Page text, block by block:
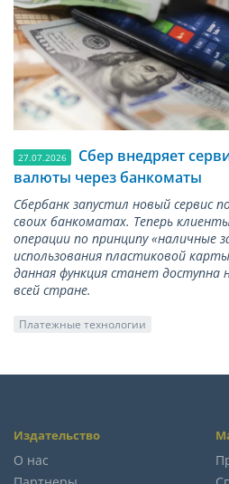
27.07.2026
Сбер внедряет
валюты через банкоматы
Сбербанк запустил новый сервис
своих банкоматах. Теперь
операции по принципу «наличные
использования пластиковой
данная функция станет доступна
всей стране.
Платежные технологии
Издательство
О нас